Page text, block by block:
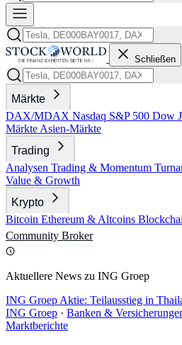
Schließen
Märkte
DAX/MDAX Nasdaq S&P 500 Dow
Märkte Asien-Märkte
Trading
Analysen Trading & Momentum
Value & Growth
Krypto
Bitcoin Ethereum & Altcoins
Community Broker
Aktuellere News zu ING Groep
ING Groep Aktie: Teilausstieg in
ING Groep · Banken &
Marktberichte